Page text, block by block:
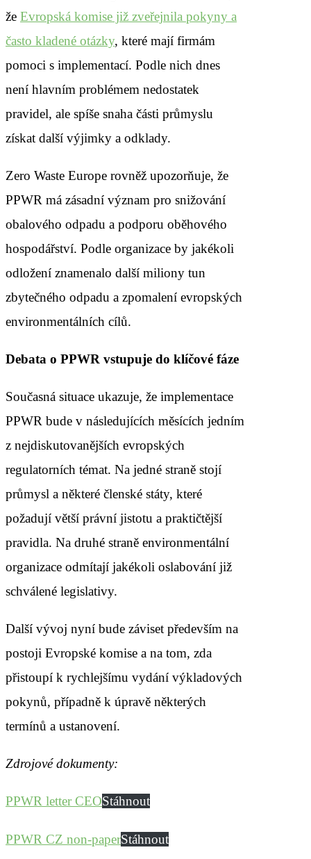
že Evropská komise již zveřejnila pokyny a
často kladené otázky, které mají firmám
pomoci s implementací. Podle nich dnes
není hlavním problémem nedostatek
pravidel, ale spíše snaha části průmyslu
získat další výjimky a odklady.
Zero Waste Europe rovněž upozorňuje, že
PPWR má zásadní význam pro snižování
obalového odpadu a podporu oběhového
hospodářství. Podle organizace by jakékoli
odložení znamenalo další miliony tun
zbytečného odpadu a zpomalení evropských
environmentálních cílů.
Debata o PPWR vstupuje do klíčové fáze
Současná situace ukazuje, že implementace
PPWR bude v následujících měsících jedním
z nejdiskutovanějších evropských
regulatorních témat. Na jedné straně stojí
průmysl a některé členské státy, které
požadují větší právní jistotu a praktičtější
pravidla. Na druhé straně environmentální
organizace odmítají jakékoli oslabování již
schválené legislativy.
Další vývoj nyní bude záviset především na
postoji Evropské komise a na tom, zda
přistoupí k rychlejšímu vydání výkladových
pokynů, případně k úpravě některých
termínů a ustanovení.
Zdrojové dokumenty:
PPWR letter CEOStáhnout
PPWR CZ non-paperStáhnout